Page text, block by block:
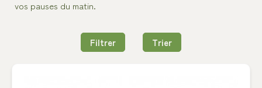
vos pauses du matin.
Filtrer Trier